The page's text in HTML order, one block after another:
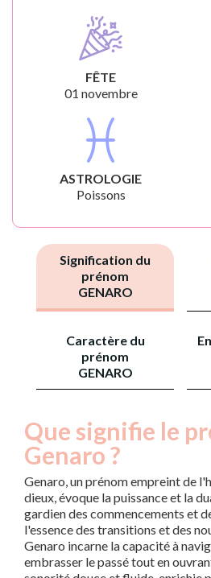
FÊTE
01 novembre
ASTROLOGIE
Poissons
Signification du
prénom
GENARO
Caractère du
prénom
GENARO
Que signifie le
Genaro ?
Genaro, un prénom empreint de
dieux, évoque la puissance et la
gardien des commencements et
l'essence des transitions et des
Genaro incarne la capacité à
embrasser le passé tout en